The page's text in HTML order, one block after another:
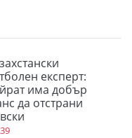
експерт:
има добър
да отстрани